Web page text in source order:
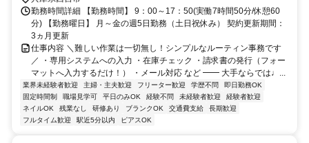
勤務時間詳細 【勤務時間】 9：00～17：50(実働7時間50分/休憩60
分) 【勤務曜日】 月～金の週5日勤務（土日祝休み） 契約更新期間：
3ヵ月更新
仕事内容 ＼難しい作業は一切無し！シンプルなルーティン事務です
／ ・専用システムへの入力 ・在庫チェック ・請求書の発行（フォー
マットへ入力するだけ！） ・メール対応 など ━━ 大手ならでは♩...
業界未経験者歓迎 主婦・主夫歓迎 フリーター歓迎 学歴不問
即日勤務OK
固定時間制
職場見学可 平日のみOK 経験不問 未経験者歓迎
経験者歓迎
ネイルOK
残業なし 研修あり ブランクOK 交通費支給
長期歓迎
フルタイム歓迎
駅近5分以内 ピアスOK